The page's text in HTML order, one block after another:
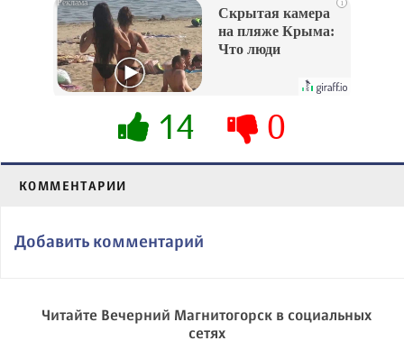
i
Скрытая камера
на пляже Крыма:
Что люди
их не видят...
14 0
КОММЕНТАРИИ
Добавить комментарий
Читайте Вечерний Магнитогорск в социальных
сетях